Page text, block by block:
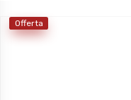
Offerta